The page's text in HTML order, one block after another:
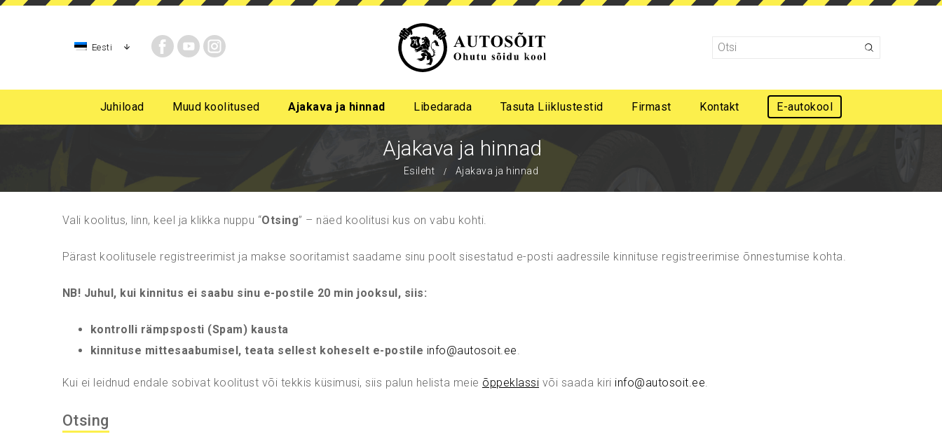
Eesti
Juhiload Muud koolitused Ajakava ja hinnad Libedarada Tasuta Liiklustestid Firmast Kontakt E-autokool
Ajakava ja hinnad
Esileht Ajakava ja hinnad
Vali koolitus, linn, keel ja klikka nuppu “Otsing” – näed koolitusi kus on vabu kohti.
Pärast koolitusele registreerimist ja makse sooritamist saadame sinu poolt sisestatud e-posti aadressile kinnituse registreerimise õnnestumise kohta.
NB! Juhul, kui kinnitus ei saabu sinu e-postile 20 min jooksul, siis:
kontrolli rämpsposti (Spam) kausta
kinnituse mittesaabumisel, teata sellest koheselt e-postile info@autosoit.ee.
Kui ei leidnud endale sobivat koolitust või tekkis küsimusi, siis palun helista meie õppeklassi või saada kiri info@autosoit.ee.
Otsing